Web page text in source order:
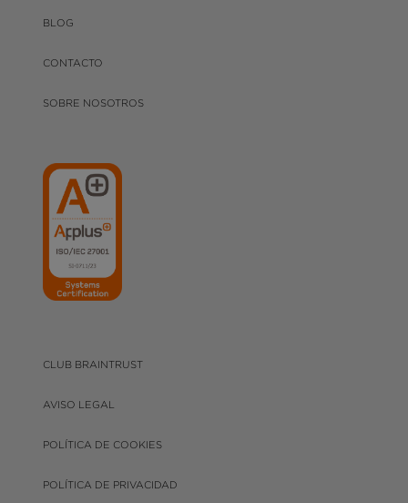
BLOG
CONTACTO
SOBRE NOSOTROS
CLUB BRAINTRUST
AVISO LEGAL
POLÍTICA DE COOKIES
POLÍTICA DE PRIVACIDAD